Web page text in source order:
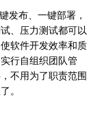
发布、一键部署，
、压力测试都可以
软件开发效率和质
行自组织团队管
不用为了职责范围
。